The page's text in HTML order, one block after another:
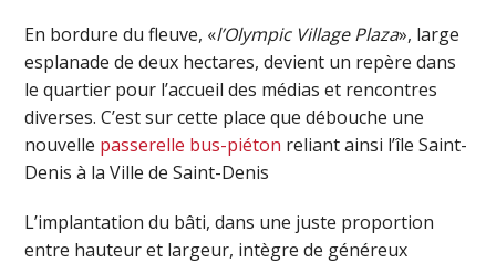
En bordure du fleuve, «l’Olympic Village Plaza», large
esplanade de deux hectares, devient un repère dans
le quartier pour l’accueil des médias et rencontres
diverses. C’est sur cette place que débouche une
nouvelle passerelle bus-piéton reliant ainsi l’île Saint-
Denis à la Ville de Saint-Denis
L’implantation du bâti, dans une juste proportion
entre hauteur et largeur, intègre de généreux